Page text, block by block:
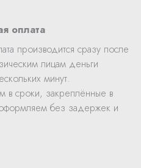
оплата
производится сразу после
лицам деньги
минут.
в сроки, закреплённые в
без задержек и